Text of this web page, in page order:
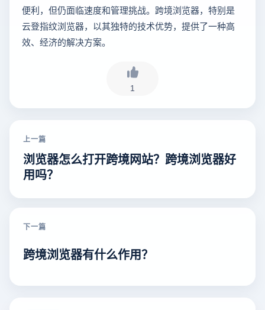
便利，但仍面临速度和管理挑战。跨境浏览器，特别是
云登指纹浏览器，以其独特的技术优势，提供了一种高
效、经济的解决方案。
1
上一篇
浏览器怎么打开跨境网站？跨境浏览器好
用吗？
下一篇
跨境浏览器有什么作用？